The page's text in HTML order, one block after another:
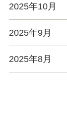
2025年10月
2025年9月
2025年8月